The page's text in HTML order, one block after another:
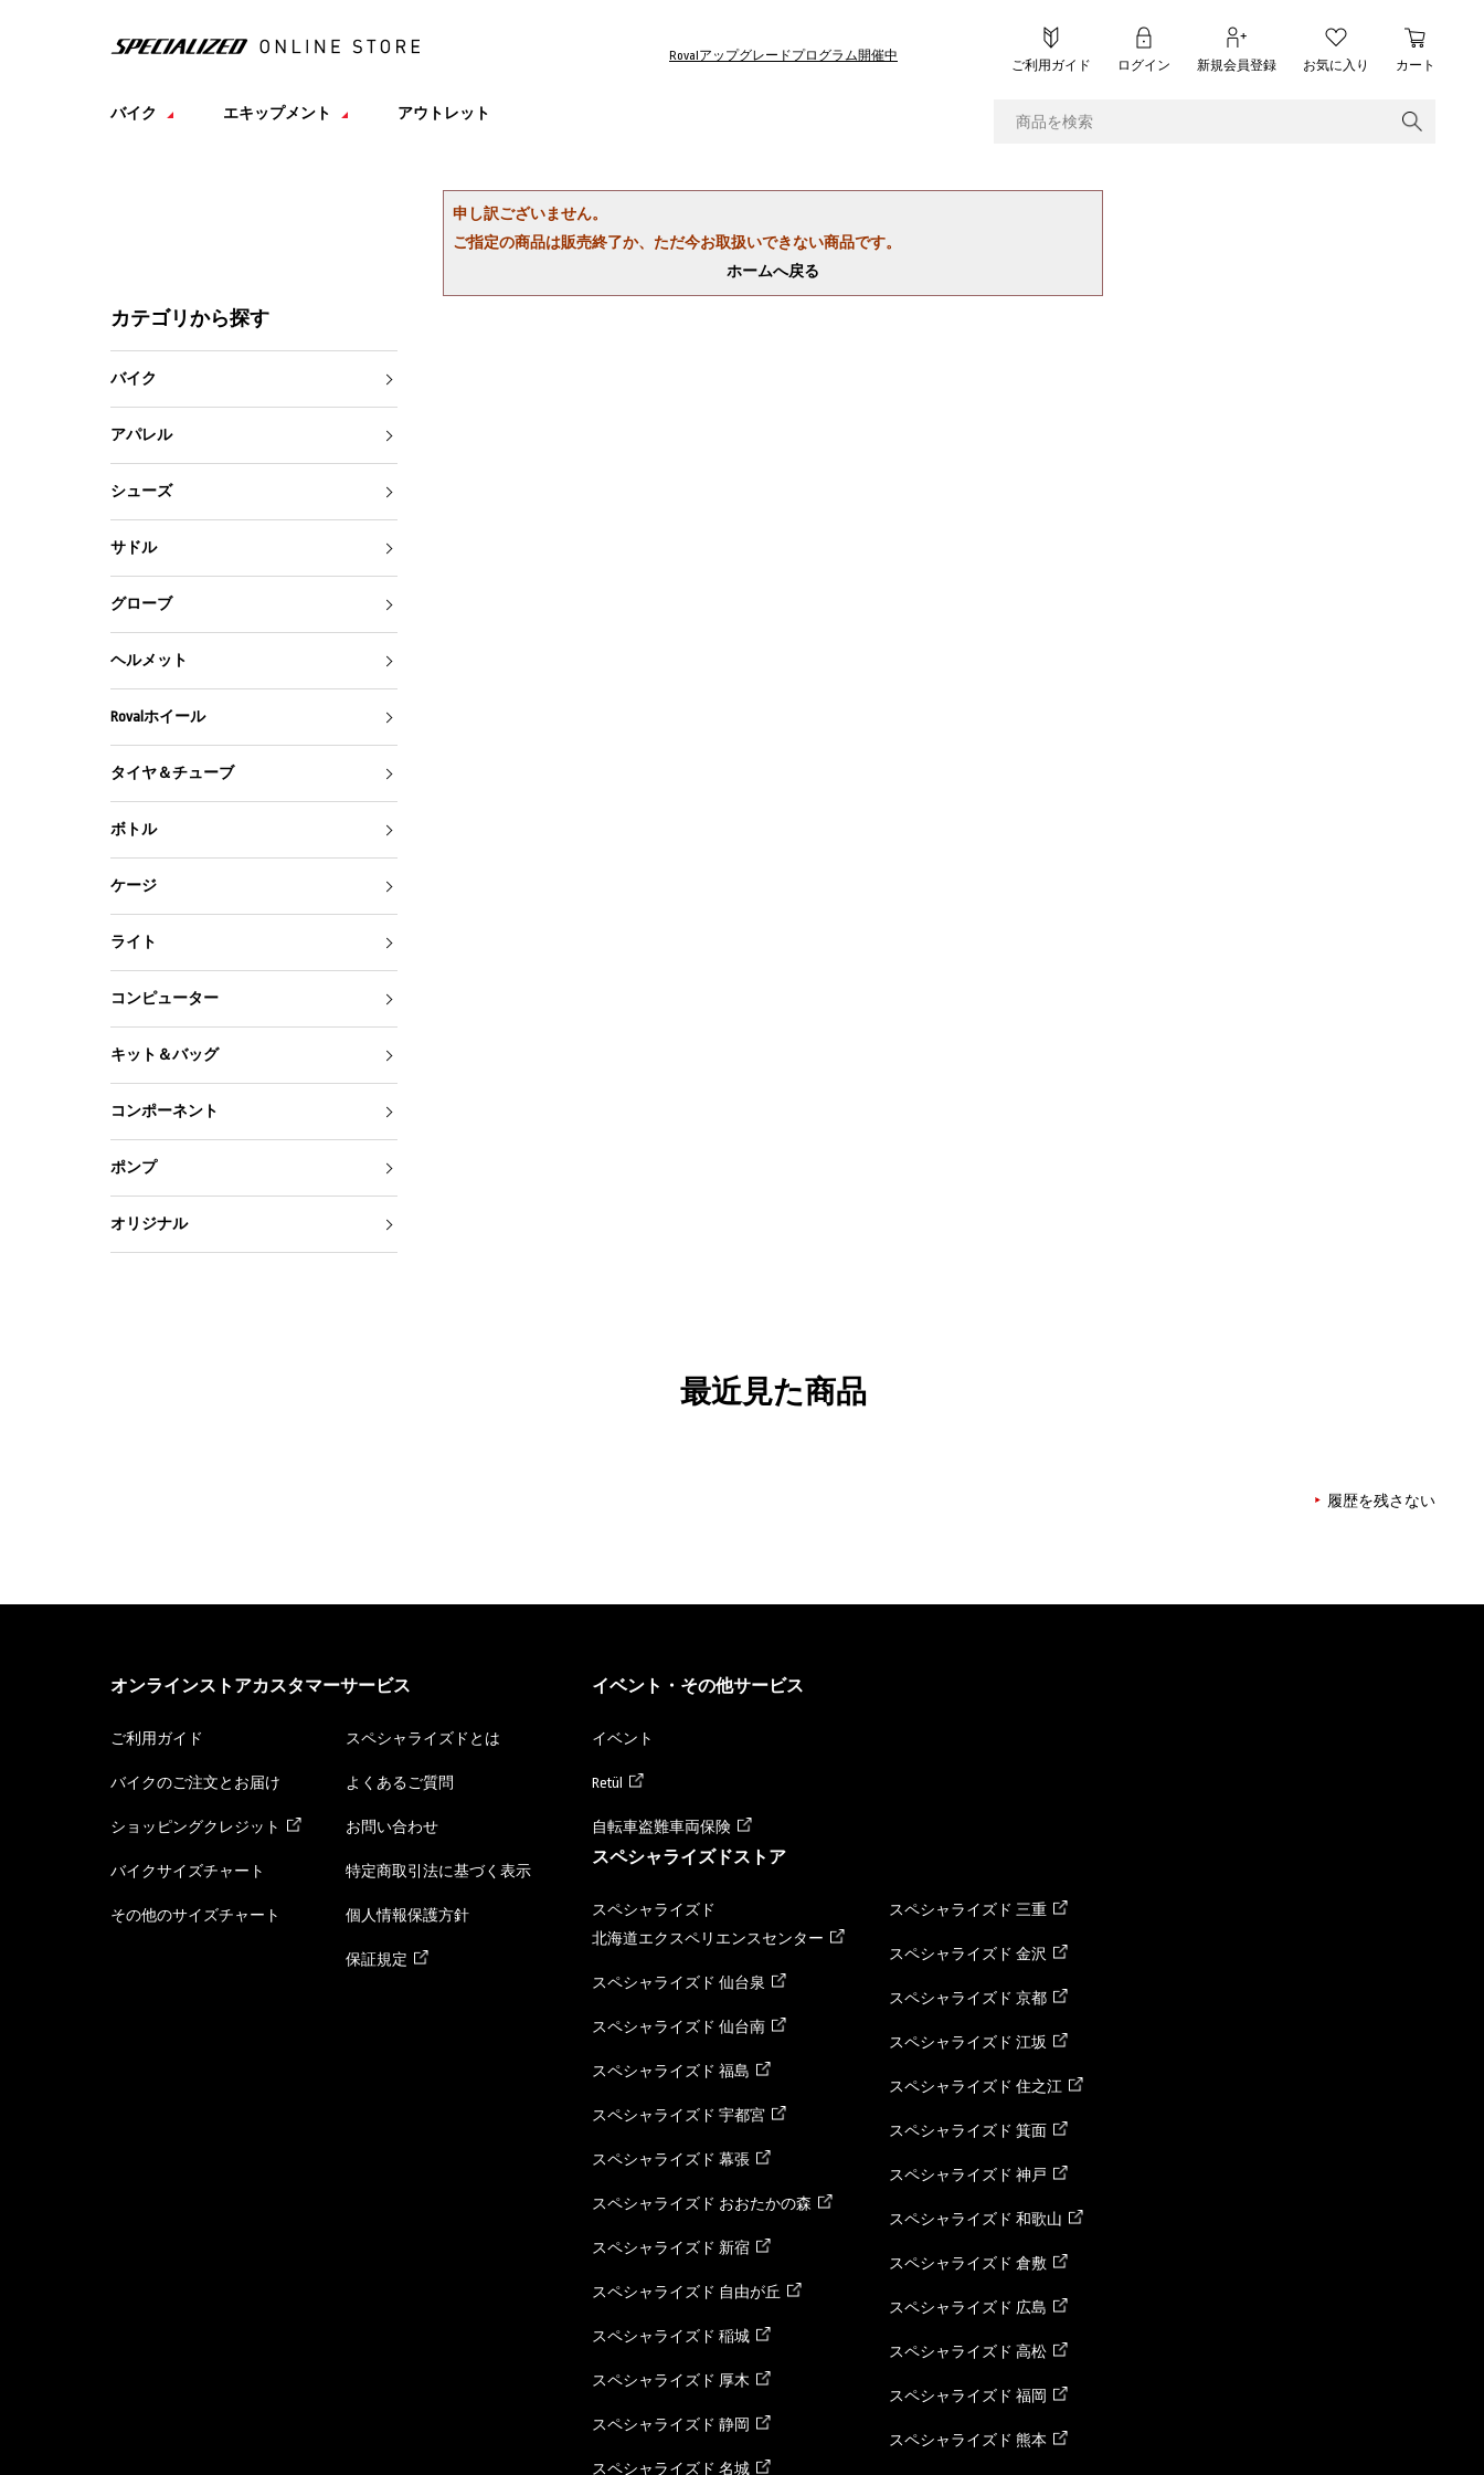
Rovalアップグレードプログラム開催中
ご利用ガイド ログイン 新規会員登録 お気に入り カート
バイク エキップメント アウトレット
申し訳ございません。
ご指定の商品は販売終了か、ただ今お取扱いできない商品です。
ホームへ戻る
カテゴリから探す
バイク
アパレル
シューズ
サドル
グローブ
ヘルメット
Rovalホイール
タイヤ＆チューブ
ボトル
ケージ
ライト
コンピューター
キット＆バッグ
コンポーネント
ポンプ
オリジナル
最近見た商品
履歴を残さない
オンラインストアカスタマーサービス
ご利用ガイド
バイクのご注文とお届け
ショッピングクレジット
バイクサイズチャート
その他のサイズチャート
スペシャライズドとは
よくあるご質問
お問い合わせ
特定商取引法に基づく表示
個人情報保護方針
保証規定
イベント・その他サービス
イベント
Retül
自転車盗難車両保険
スペシャライズドストア
スペシャライズド
北海道エクスペリエンスセンター
スペシャライズド 仙台泉
スペシャライズド 仙台南
スペシャライズド 福島
スペシャライズド 宇都宮
スペシャライズド 幕張
スペシャライズド おおたかの森
スペシャライズド 新宿
スペシャライズド 自由が丘
スペシャライズド 稲城
スペシャライズド 厚木
スペシャライズド 静岡
スペシャライズド 名城
スペシャライズド 三重
スペシャライズド 金沢
スペシャライズド 京都
スペシャライズド 江坂
スペシャライズド 住之江
スペシャライズド 箕面
スペシャライズド 神戸
スペシャライズド 和歌山
スペシャライズド 倉敷
スペシャライズド 広島
スペシャライズド 高松
スペシャライズド 福岡
スペシャライズド 熊本